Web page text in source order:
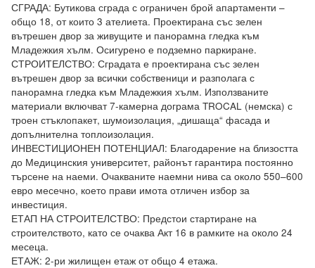
СГРАДА: Бутикова сграда с ограничен брой апартаменти –
общо 18, от които 3 ателиета. Проектирана със зелен
вътрешен двор за живущите и панорамна гледка към
Младежкия хълм. Осигурено е подземно паркиране.
СТРОИТЕЛСТВО: Сградата е проектирана със зелен
вътрешен двор за всички собственици и разполага с
панорамна гледка към Младежкия хълм. Използваните
материали включват 7-камерна дограма TROCAL (немска) с
троен стъклопакет, шумоизолация, „дишаща“ фасада и
допълнителна топлоизолация.
ИНВЕСТИЦИОНЕН ПОТЕНЦИАЛ: Благодарение на близостта
до Медицинския университет, районът гарантира постоянно
търсене на наеми. Очакваните наемни нива са около 550–600
евро месечно, което прави имота отличен избор за
инвестиция.
ЕТАП НА СТРОИТЕЛСТВО: Предстои стартиране на
строителството, като се очаква Акт 16 в рамките на около 24
месеца.
ЕТАЖ: 2-ри жилищен етаж от общо 4 етажа.